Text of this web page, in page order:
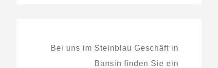
Bei uns im Steinblau Geschäft in
Bansin finden Sie ein